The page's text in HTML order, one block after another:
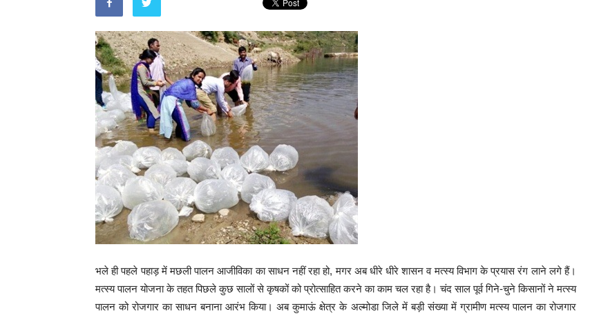
भले ही पहले पहाड़ में मछली पालन आजीविका का साधन नहीं रहा हो, मगर अब धीरे धीरे शासन व मत्स्य विभाग के प्रयास रंग लाने लगे हैं।
मत्स्य पालन योजना के तहत पिछले कुछ सालों से कृषकों को प्रोत्साहित करने का काम चल रहा है। चंद साल पूर्व गिने-चुने किसानों ने मत्स्य
पालन को रोजगार का साधन बनाना आरंभ किया। अब कुमाऊं क्षेत्र के अल्मोडा जिले में बड़ी संख्या में ग्रामीण मत्स्य पालन का रोजगार